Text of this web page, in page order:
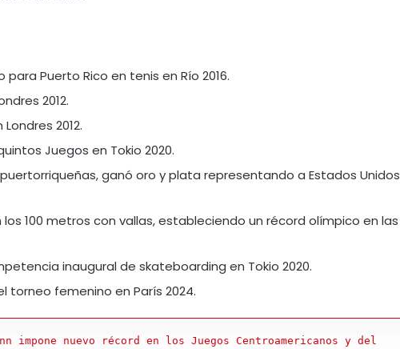
Puerto Rico en tenis en Río 2016.
2012.
2012.
Juegos en Tokio 2020.
ganó oro y plata representando a Estados Unidos
los 100 metros con vallas, estableciendo un récord olímpico en las
inaugural de skateboarding en Tokio 2020.
torneo femenino en París 2024.
impone nuevo récord en los Juegos Centroamericanos y del